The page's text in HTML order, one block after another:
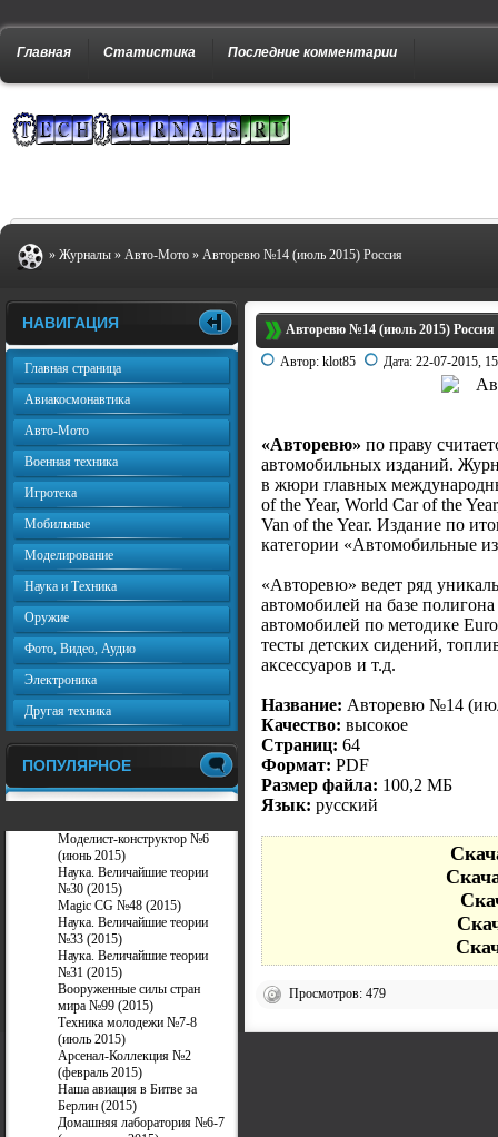
Главная Статистика Последние комментарии
» Журналы » Авто-Мото » Авторевю №14 (июль 2015) Россия
Авторевю №14 (июль 2015) Россия
Автор: klot85 Дата: 22-07-2015,
«Авторевю» по праву
автомобильных изданий.
в жюри главных
of the Year, World Car of the
Van of the Year. Издание по
категории «Автомобильные
«Авторевю» ведет ряд
автомобилей на базе
автомобилей по методике
тесты детских сидений,
аксессуаров и т.д.
Название: Авторевю №14
Качество: высокое
Страниц: 64
Формат: PDF
Размер файла: 100,2 МБ
Язык: русский
Просмотров: 479
НАВИГАЦИЯ
Главная страница
Авиакосмонавтика
Авто-Мото
Военная техника
Игротека
Мобильные
Моделирование
Наука и Техника
Оружие
Фото, Видео, Аудио
Электроника
Другая техника
ПОПУЛЯРНОЕ
Моделист-конструктор №6
(июнь 2015)
Наука. Величайшие теории
№30 (2015)
Magic CG №48 (2015)
Наука. Величайшие теории
№33 (2015)
Наука. Величайшие теории
№31 (2015)
Вооруженные силы стран
мира №99 (2015)
Техника молодежи №7-8
(июль 2015)
Арсенал-Коллекция №2
(февраль 2015)
Наша авиация в Битве за
Берлин (2015)
Домашняя лаборатория №6-7